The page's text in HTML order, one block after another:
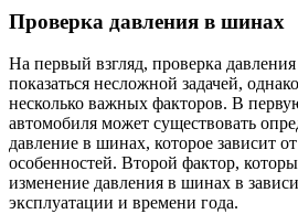
Проверка давления в шинах
На первый взгляд, проверка
показаться несложной задачей,
несколько важных факторов. В
автомобиля может существовать
давление в шинах, которое зависит
особенностей. Второй фактор,
изменение давления в шинах в
эксплуатации и времени года.